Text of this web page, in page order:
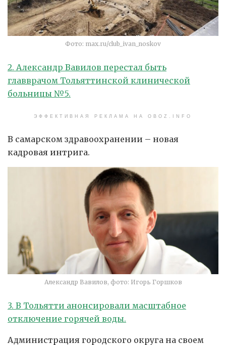
Фото: max.ru/club_ivan_noskov
2. Александр Вавилов перестал быть
главврачом Тольяттинской клинической
больницы №5.
ЭФФЕКТИВНАЯ РЕКЛАМА НА OBOZ.INFO
В самарском здравоохранении – новая
кадровая интрига.
Александр Вавилов, фото: Игорь Горшков
3. В Тольятти анонсировали масштабное
отключение горячей воды.
Администрация городского округа на своем